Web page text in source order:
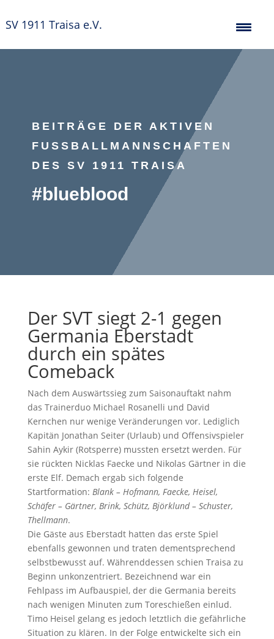
SV 1911 Traisa e.V.
BEITRÄGE DER AKTIVEN
FUSSBALLMANNSCHAFTEN D
ES SV 1911 TRAISA
#blueblood
Der SVT siegt 2-1 gegen
Germania Eberstadt
durch ein spätes
Comeback
Nach dem Auswärtssieg zum Saisonauftakt nahm
das Trainerduo Michael Rosanelli und David
Kernchen nur wenige Veränderungen vor. Lediglich
Kapitän Jonathan Seiter (Urlaub) und Offensivspieler
Sahin Aykir (Rotsperre) mussten ersetzt werden. Für
sie rückten Nicklas Faecke und Nikolas Gärtner in die
erste Elf. Demach ergab sich folgende
Startformation: Blank – Hofmann, Faecke, Heisel,
Schäfer – Gärtner, Brink, Schütz, Björklund – Schuster,
Thellmann.
Die Gäste aus Eberstadt hatten das erste Spiel
ebenfalls gewonnen und traten dementsprechend
selbstbewusst auf. Währenddessen schien Traisa zu
Beginn unkonzentriert. Bezeichnend war ein
Fehlpass im Aufbauspiel, der die Germania bereits
nach wenigen Minuten zum Toreschießen einlud.
Timo Heisel gelang es jedoch letztlich die gefährliche
Situation zu klären. In der Folge entwickelte sich ein